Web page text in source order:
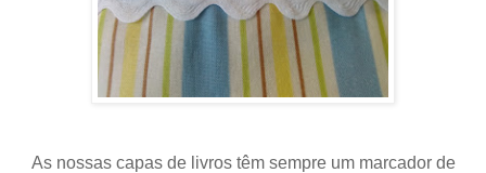
As nossas capas de livros têm sempre um marcador de